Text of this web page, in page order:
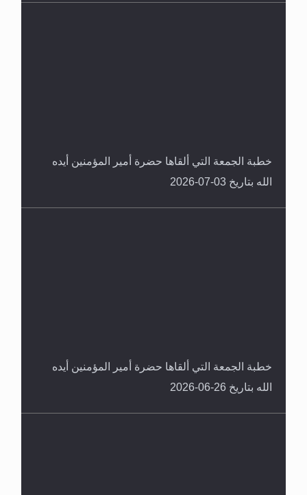
خطبة الجمعة التي ألقاها حضرة أمير المؤمنين أيده
الله بتاريخ 03-07-2026
خطبة الجمعة التي ألقاها حضرة أمير المؤمنين أيده
الله بتاريخ 26-06-2026